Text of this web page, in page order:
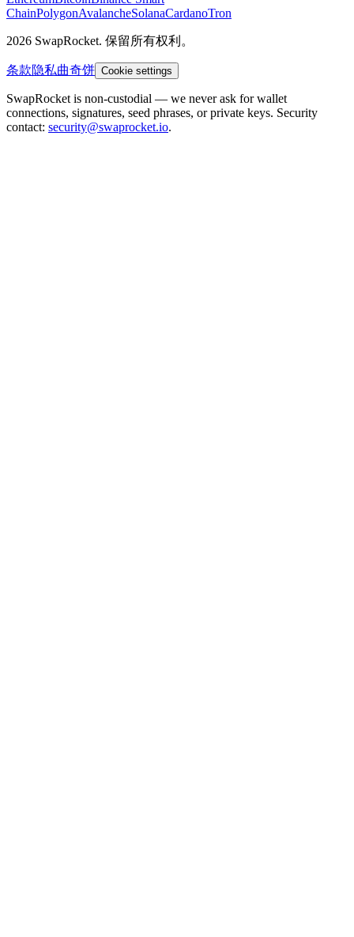
ChainPolygonAvalancheSolanaCardanoTron
2026 SwapRocket. 保留所有权利。
条款隐私曲奇饼 Cookie settings
SwapRocket is non-custodial — we never ask for wallet
connections, signatures, seed phrases, or private keys. Security
contact: security@swaprocket.io.